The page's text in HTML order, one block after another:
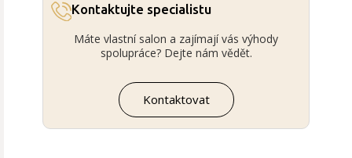
Kontaktujte specialistu
Máte vlastní salon a zajímají vás výhody
spolupráce? Dejte nám vědět.
Kontaktovat